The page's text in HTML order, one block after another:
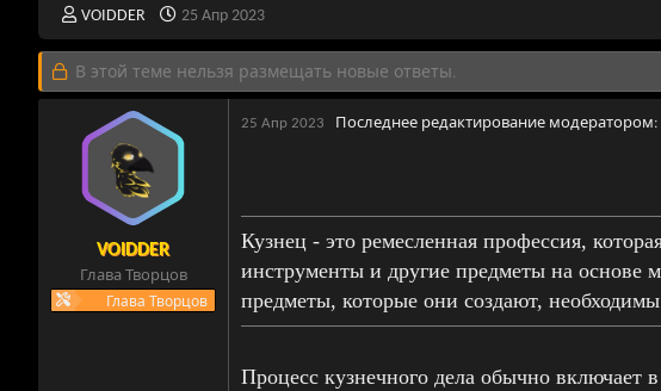
А
в
т
о
р
е
ы
VOIDDER
Д
а
т
а
н
ч
л
25 Апр 2023
В этой теме нельзя размещать новые ответы.
VOIDDER
Глава Творцов
Глава Творцов
25 Апр 2023 Последнее редактирование модератором:
Кузнец - это ремесленная профессия,
инструменты и другие предметы на основе
предметы, которые они создают,
Процесс кузнечного дела обычно включает